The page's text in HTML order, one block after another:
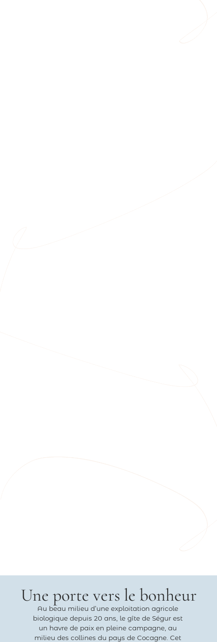
Une porte vers le bonheur
Au beau milieu d’une exploitation agricole
biologique depuis 20 ans, le gîte de Ségur est
un havre de paix en pleine campagne, au
milieu des collines du pays de Cocagne. Cet